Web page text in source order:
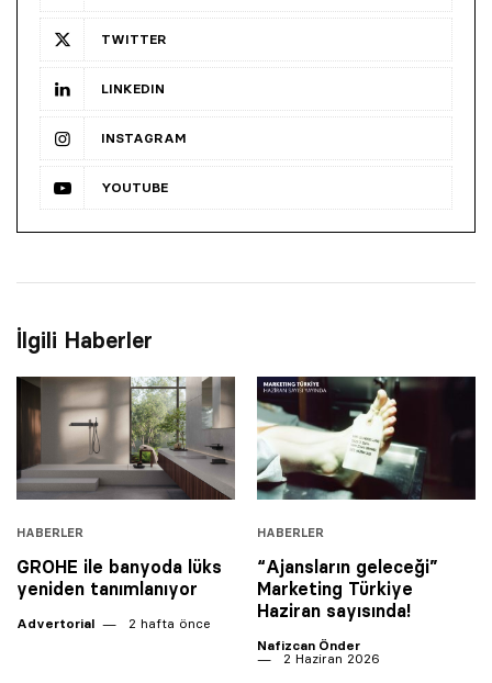
TWITTER
LINKEDIN
INSTAGRAM
YOUTUBE
İlgili Haberler
HABERLER
GROHE ile banyoda lüks
yeniden tanımlanıyor
Advertorial 2 hafta önce
HABERLER
“Ajansların geleceği”
Marketing Türkiye
Haziran sayısında!
Nafizcan Önder
2 Haziran 2026